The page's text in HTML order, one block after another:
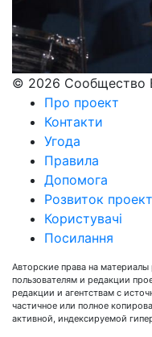
© 2026 Сообщество
Про проект
Контакти
Угода
Правила
Допомога
Розвиток
Користувачі
Посилання
Авторские права на
пользователям и редакции
редакции и агентствам с
частичное или полное
активной, индексируемой